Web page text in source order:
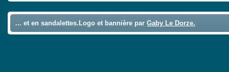
... et en sandalettes.Logo et bannière par Gaby Le Dorze.